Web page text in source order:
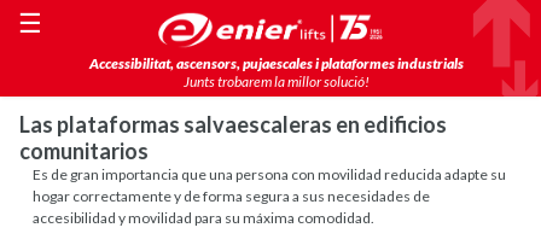
Accessibilitat, ascensors, pujaescales i plataformes industrials
Junts trobarem la millor solució!
☰
Las plataformas salvaescaleras en edificios
comunitarios
Es de gran importancia que una persona con movilidad reducida adapte su
hogar correctamente y de forma segura a sus necesidades de
accesibilidad y movilidad para su máxima comodidad.